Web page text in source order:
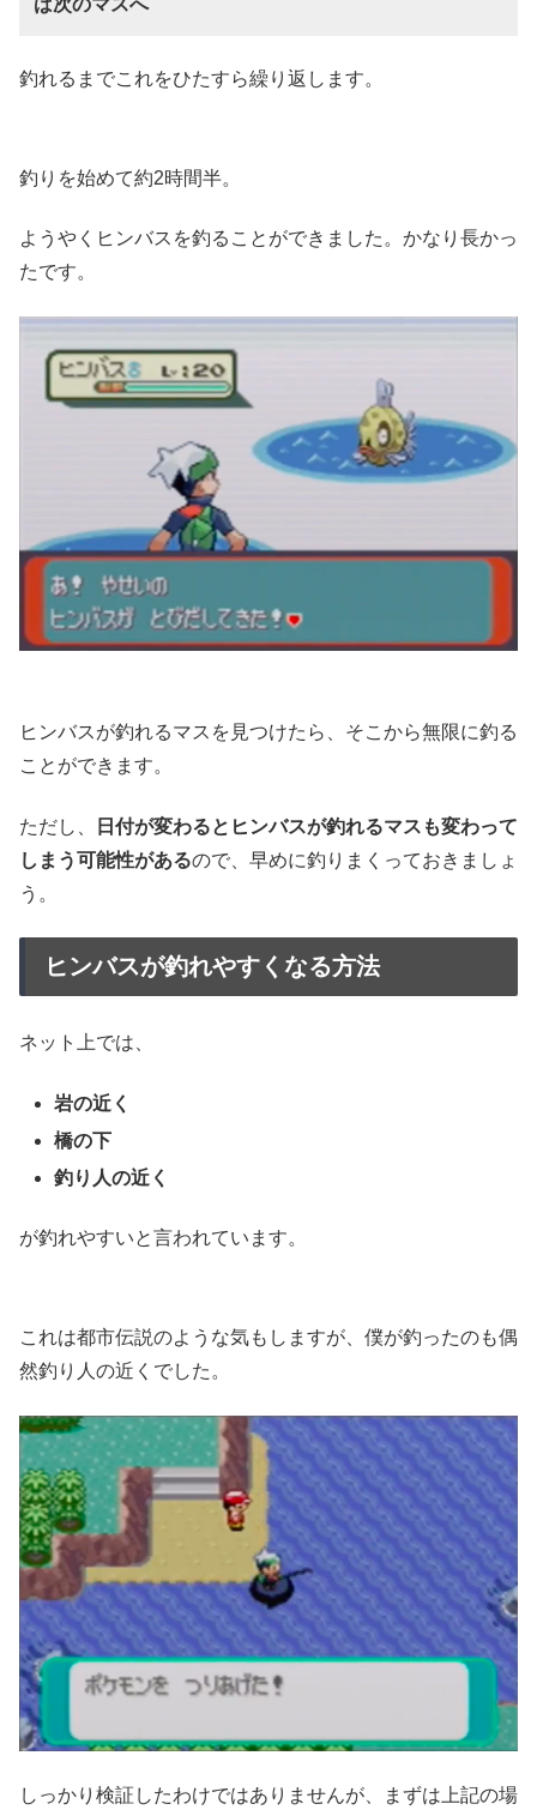
釣れるまでこれをひたすら繰り返します。
釣りを始めて約2時間半。
ようやくヒンバスを釣ることができました。かなり長かっ
たです。
ヒンバスが釣れるマスを見つけたら、そこから無限に釣る
ことができます。
ただし、
日付が変わるとヒンバスが釣れるマスも変わって
しまう可能性があるので、早めに釣りまくっておきましょ
う。
ヒンバスが釣れやすくなる方法
ネット上では、
岩の近く
橋の下
釣り人の近く
が釣れやすいと言われています。
これは都市伝説のような気もしますが、僕が釣ったのも偶
然釣り人の近くでした。
しっかり検証したわけではありませんが、まずは上記の場